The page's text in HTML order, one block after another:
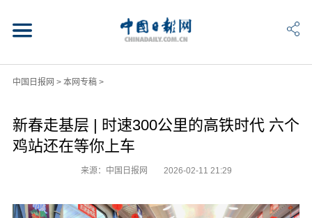
中国日报网 > 本网专稿>
新春走基层 | 时速300公里的高铁时代 六个
鸡站还在等你上车
来源：中国日报网 2026-02-11 21:29